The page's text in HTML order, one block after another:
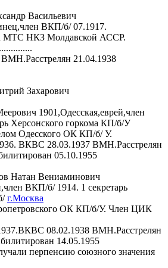
Васильевич
ВКП/б/ 07.1917.
НКЗ Молдавской АССР.
21.04.1938
Захарович
1901,Одесская,еврей,член
Херсонского горкома КП/б/У
Одесского ОК КП/б/ У.
ВКВС 28.03.1937 ВМН.Расстрелян
05.10.1955
Натан Вениаминович
ВКП/б/ 1914. 1 секретарь
г.Москва
ОК КП/б/У. Член ЦИК
08.02.1938 ВМН.Расстрелян
14.05.1955
перпенсию союзного значения